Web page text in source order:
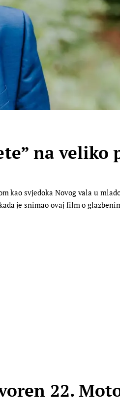
na veliko
kao svjedoka Novog vala u
je snimao ovaj film o
22.